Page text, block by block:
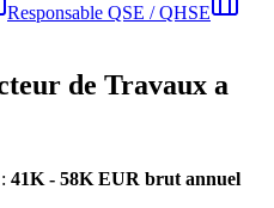
Responsable QSE / QHSE
de Travaux a
: 41K - 58K EUR brut annuel